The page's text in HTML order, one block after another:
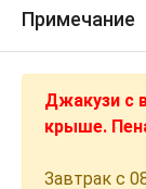
Примечание
Джакузи с
крыше.
Завтрак с